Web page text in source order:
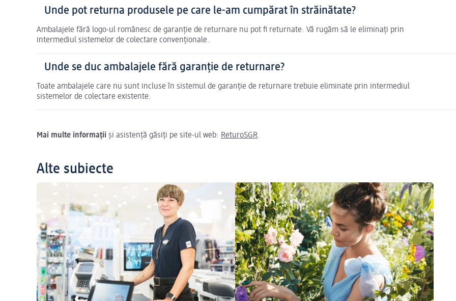
Unde pot returna produsele pe care le-am cumpărat în străinătate?
Ambalajele fără logo-ul românesc de garanție de returnare nu pot fi returnate. Vă rugăm să le eliminați prin
intermediul sistemelor de colectare convenționale.
Unde se duc ambalajele fără garanție de returnare?
Toate ambalajele care nu sunt incluse în sistemul de garanție de returnare trebuie eliminate prin intermediul
sistemelor de colectare existente.
Mai multe informații și asistență găsiți pe site-ul web: ReturoSGR.
Alte subiecte